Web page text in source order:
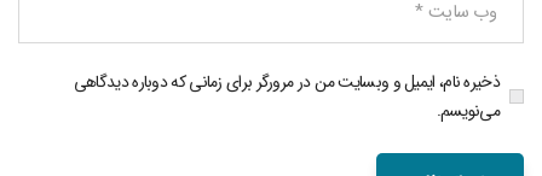
ذخیره نام، ایمیل و وبسایت من در مرورگر برای زمانی که دوباره دیدگاهی
می‌نویسم.